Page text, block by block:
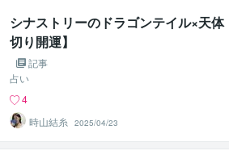
シナストリーのドラゴンテイル×天体
切り開運】
記事
占い
4
時山結糸
2025/04/23